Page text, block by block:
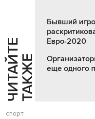
Ч
И
Т
АЙ
Т
Е
Т
А
К
ЖЕ
Бывший
Евро-2020
еще одного
спорт